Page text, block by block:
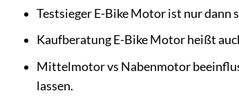
Testsieger E-Bike Motor ist nur dann
Kaufberatung E-Bike Motor heißt
Mittelmotor vs Nabenmotor
lassen.